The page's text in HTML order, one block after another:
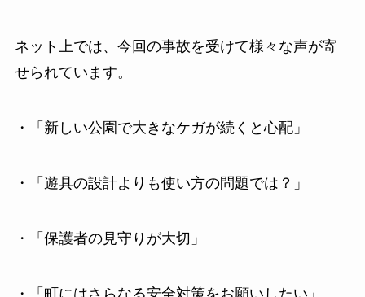
ネット上では、今回の事故を受けて様々な声が寄
せられています。
・「新しい公園で大きなケガが続くと心配」
・「遊具の設計よりも使い方の問題では？」
・「保護者の見守りが大切」
・「町にはさらなる安全対策をお願いしたい」